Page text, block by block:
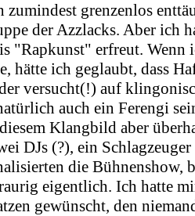
zumindest grenzenlos
der Azzlacks. Aber ich
"Rapkunst" erfreut. Wenn
hätte ich geglaubt, dass
versucht(!) auf
auch ein Ferengi
Klangbild aber
DJs (?), ein
die Bühnenshow,
eigentlich. Ich hatte
gewünscht, den